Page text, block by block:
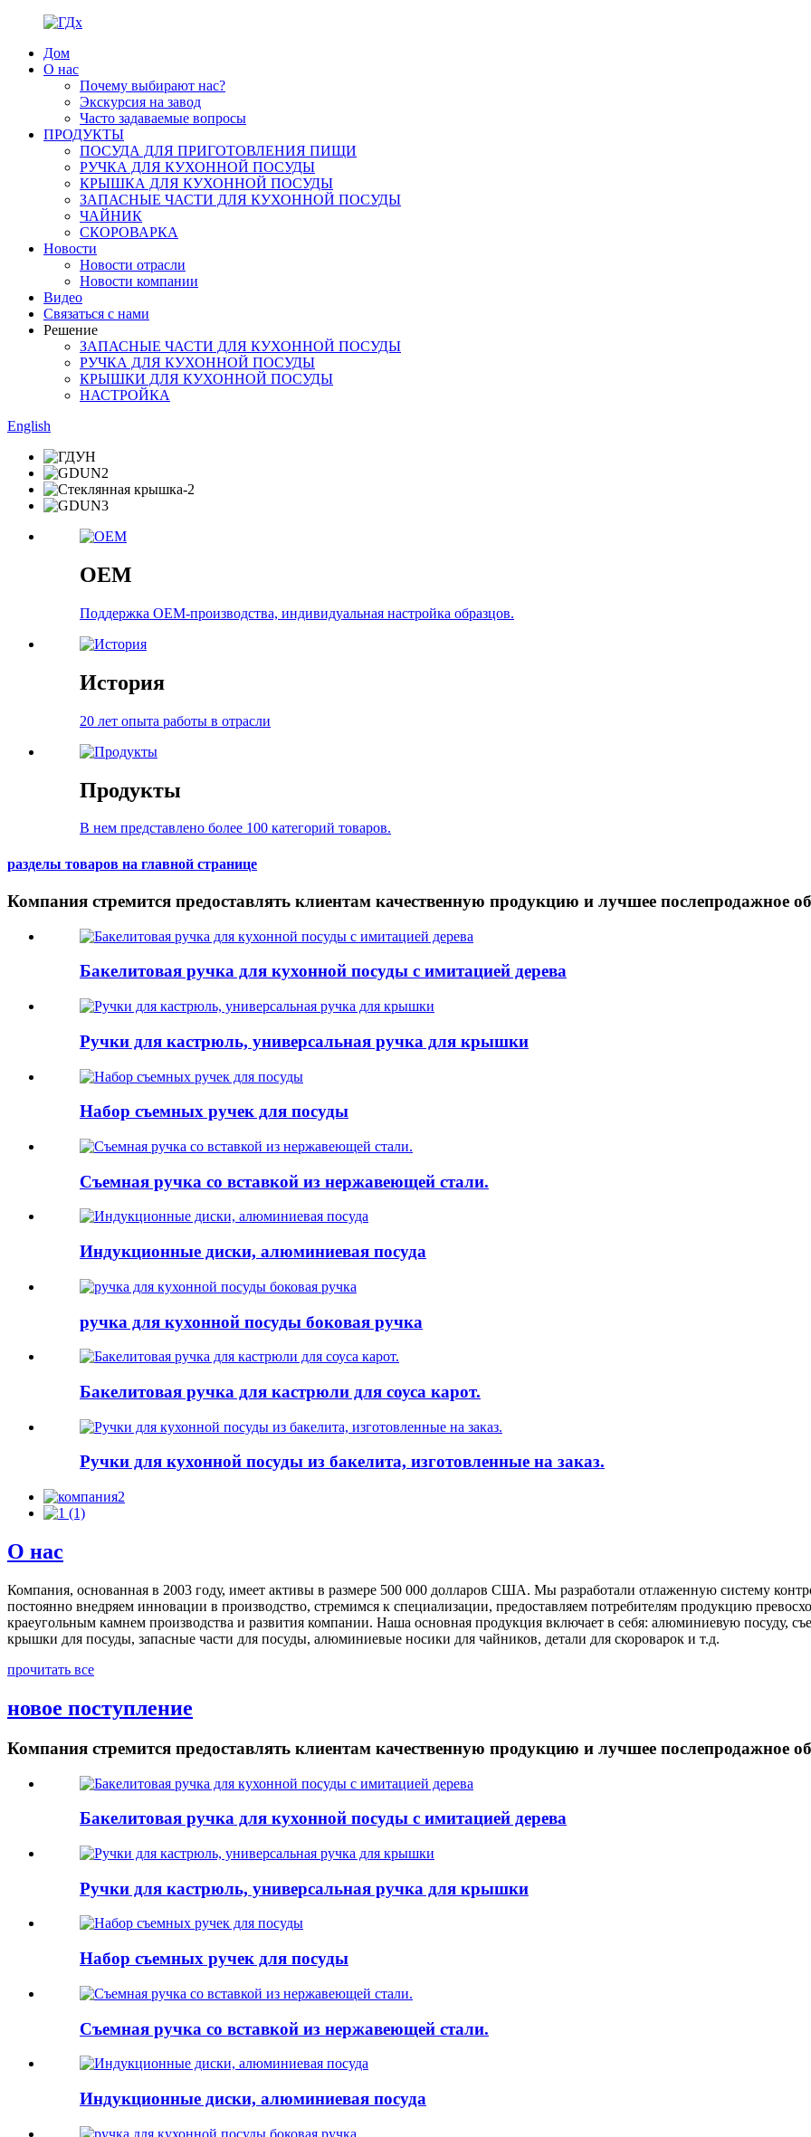
Дом
О нас
Почему выбирают нас?
Экскурсия на завод
Часто задаваемые вопросы
ПРОДУКТЫ
ПОСУДА ДЛЯ ПРИГОТОВЛЕНИЯ ПИЩИ
РУЧКА ДЛЯ КУХОННОЙ ПОСУДЫ
КРЫШКА ДЛЯ КУХОННОЙ ПОСУДЫ
ЗАПАСНЫЕ ЧАСТИ ДЛЯ КУХОННОЙ ПОСУДЫ
ЧАЙНИК
СКОРОВАРКА
Новости
Новости отрасли
Новости компании
Видео
Связаться с нами
Решение
ЗАПАСНЫЕ ЧАСТИ ДЛЯ КУХОННОЙ ПОСУДЫ
РУЧКА ДЛЯ КУХОННОЙ ПОСУДЫ
КРЫШКИ ДЛЯ КУХОННОЙ ПОСУДЫ
НАСТРОЙКА
English
OEM
Поддержка OEM-производства, индивидуальная настройка образцов.
История
20 лет опыта работы в отрасли
Продукты
В нем представлено более 100 категорий товаров.
разделы товаров на главной странице
Компания стремится предоставлять клиентам качественную продукцию и лучшее послепродажное
Бакелитовая ручка для кухонной посуды с имитацией дерева
Ручки для кастрюль, универсальная ручка для крышки
Набор съемных ручек для посуды
Съемная ручка со вставкой из нержавеющей стали.
Индукционные диски, алюминиевая посуда
ручка для кухонной посуды боковая ручка
Бакелитовая ручка для кастрюли для соуса карот.
Ручки для кухонной посуды из бакелита, изготовленные на заказ.
О нас
Компания, основанная в 2003 году, имеет активы в размере 500 000 долларов США. Мы разработали отлаженную систему
постоянно внедряем инновации в производство, стремимся к специализации, предоставляем потребителям продукцию
краеугольным камнем производства и развития компании. Наша основная продукция включает в себя: алюминиевую посуду,
крышки для посуды, запасные части для посуды, алюминиевые носики для чайников, детали для скороварок и т.д.
прочитать все
новое поступление
Компания стремится предоставлять клиентам качественную продукцию и лучшее послепродажное
Бакелитовая ручка для кухонной посуды с имитацией дерева
Ручки для кастрюль, универсальная ручка для крышки
Набор съемных ручек для посуды
Съемная ручка со вставкой из нержавеющей стали.
Индукционные диски, алюминиевая посуда